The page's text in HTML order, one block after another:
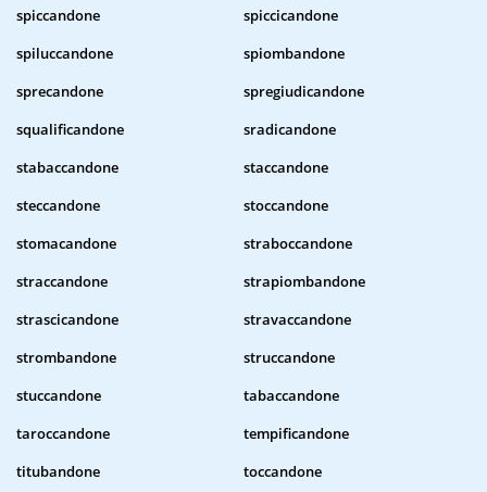
spiccandone
spiccicandone
spiluccandone
spiombandone
sprecandone
spregiudicandone
squalificandone
sradicandone
stabaccandone
staccandone
steccandone
stoccandone
stomacandone
straboccandone
straccandone
strapiombandone
strascicandone
stravaccandone
strombandone
struccandone
stuccandone
tabaccandone
taroccandone
tempificandone
titubandone
toccandone